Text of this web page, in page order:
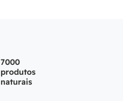
7000
produtos
naturais